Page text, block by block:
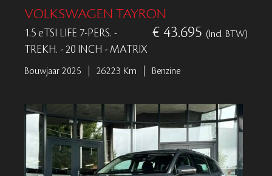
VOLKSWAGEN TAYRON
€ 43.695 (Incl. BTW)
1.5 eTSI LIFE 7-PERS. -
TREKH. - 20 INCH - MATRIX
Bouwjaar 2025 26223 Km Benzine